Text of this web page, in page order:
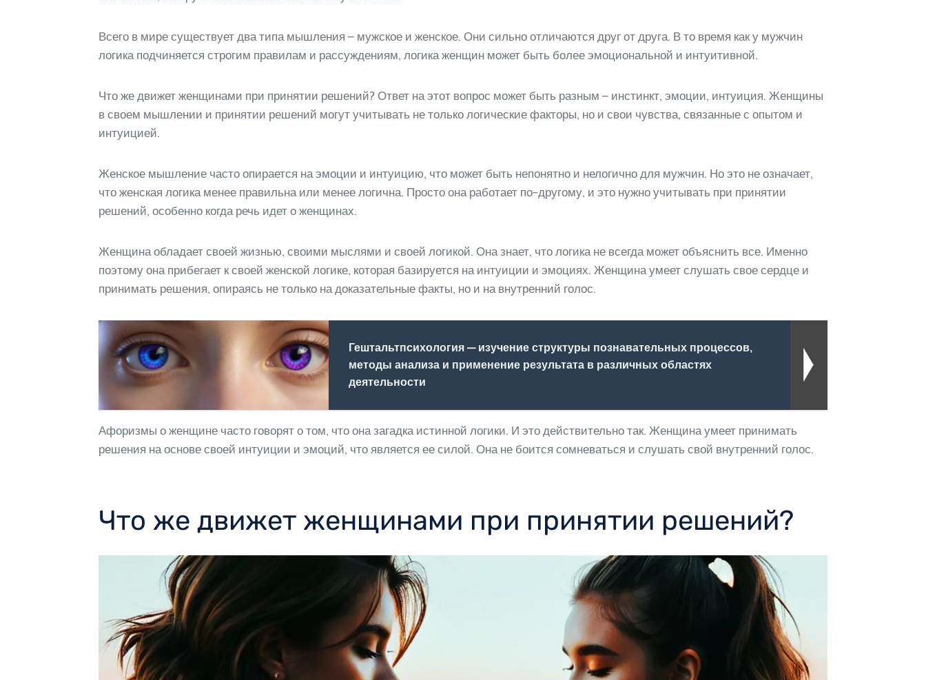
Всего в мире существует два типа мышления – мужское и женское. Они сильно отличаются друг от друга. В то время как у мужчин
логика подчиняется строгим правилам и рассуждениям, логика женщин может быть более эмоциональной и интуитивной.
Что же движет женщинами при принятии решений? Ответ на этот вопрос может быть разным – инстинкт, эмоции, интуиция. Женщины
в своем мышлении и принятии решений могут учитывать не только логические факторы, но и свои чувства, связанные с опытом и
интуицией.
Женское мышление часто опирается на эмоции и интуицию, что может быть непонятно и нелогично для мужчин. Но это не означает,
что женская логика менее правильна или менее логична. Просто она работает по-другому, и это нужно учитывать при принятии
решений, особенно когда речь идет о женщинах.
Женщина обладает своей жизнью, своими мыслями и своей логикой. Она знает, что логика не всегда может объяснить все. Именно
поэтому она прибегает к своей женской логике, которая базируется на интуиции и эмоциях. Женщина умеет слушать свое сердце и
принимать решения, опираясь не только на доказательные факты, но и на внутренний голос.
Гештальтпсихология — изучение структуры познавательных процессов,
методы анализа и применение результата в различных областях
деятельности
Афоризмы о женщине часто говорят о том, что она загадка истинной логики. И это действительно так. Женщина умеет принимать
решения на основе своей интуиции и эмоций, что является ее силой. Она не боится сомневаться и слушать свой внутренний голос.
Что же движет женщинами при принятии решений?